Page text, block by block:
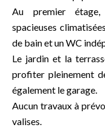
Au premier
spacieuses
de bain et un WC
Le jardin et la
profiter pleinement
également le garage.
Aucun travaux à
valises.